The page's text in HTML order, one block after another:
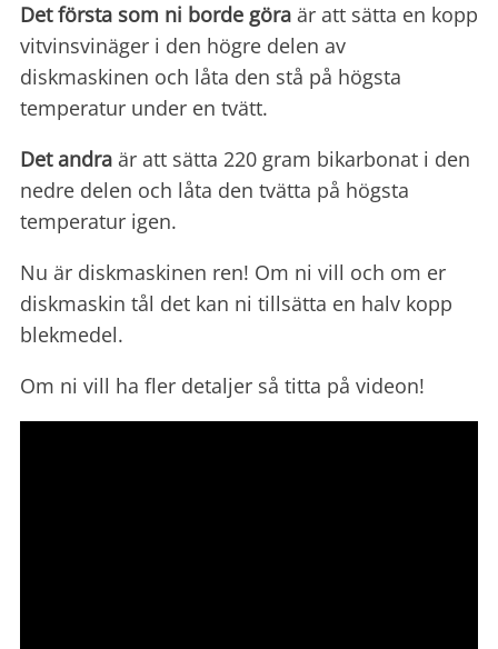
Det första som ni borde göra är att sätta en kopp
vitvinsvinäger i den högre delen av
diskmaskinen och låta den stå på högsta
temperatur under en tvätt.
Det andra är att sätta 220 gram bikarbonat i den
nedre delen och låta den tvätta på högsta
temperatur igen.
Nu är diskmaskinen ren! Om ni vill och om er
diskmaskin tål det kan ni tillsätta en halv kopp
blekmedel.
Om ni vill ha fler detaljer så titta på videon!